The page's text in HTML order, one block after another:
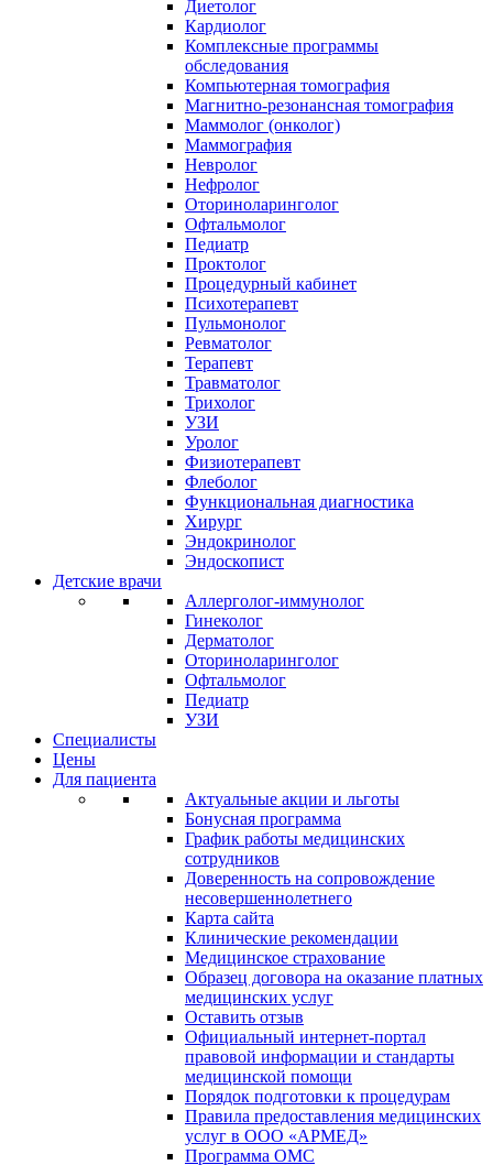
Диетолог
Кардиолог
Комплексные программы
обследования
Компьютерная томография
Магнитно-резонансная томография
Маммолог (онколог)
Маммография
Невролог
Нефролог
Оториноларинголог
Офтальмолог
Педиатр
Проктолог
Процедурный кабинет
Психотерапевт
Пульмонолог
Ревматолог
Терапевт
Травматолог
Трихолог
УЗИ
Уролог
Физиотерапевт
Флеболог
Функциональная диагностика
Хирург
Эндокринолог
Эндоскопист
Детские врачи
Аллерголог-иммунолог
Гинеколог
Дерматолог
Оториноларинголог
Офтальмолог
Педиатр
УЗИ
Специалисты
Цены
Для пациента
Актуальные акции и льготы
Бонусная программа
График работы медицинских
сотрудников
Доверенность на сопровождение
несовершеннолетнего
Карта сайта
Клинические рекомендации
Медицинское страхование
Образец договора на оказание платных
медицинских услуг
Оставить отзыв
Официальный интернет-портал
правовой информации и стандарты
медицинской помощи
Порядок подготовки к процедурам
Правила предоставления медицинских
услуг в ООО «АРМЕД»
Программа ОМС